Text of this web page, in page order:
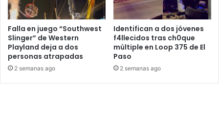
Falla en juego “Southwest
Slinger” de Western
Playland deja a dos
personas atrapadas
2 semanas ago
Identifican a dos jóvenes
f4llecidos tras ch0que
múltiple en Loop 375 de El
Paso
2 semanas ago